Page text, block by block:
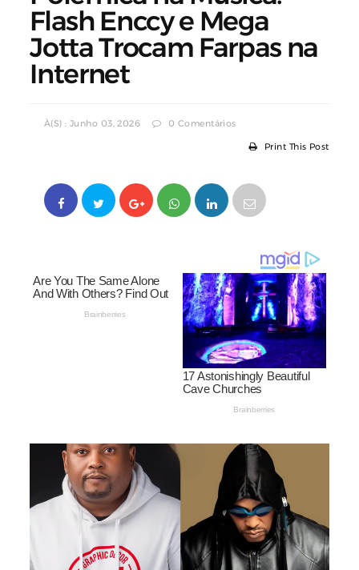
Flash Enccy e Mega
Jotta Trocam Farpas na
Internet
À(s) : Junho 03, 2026 0 Comentários
Print This Post